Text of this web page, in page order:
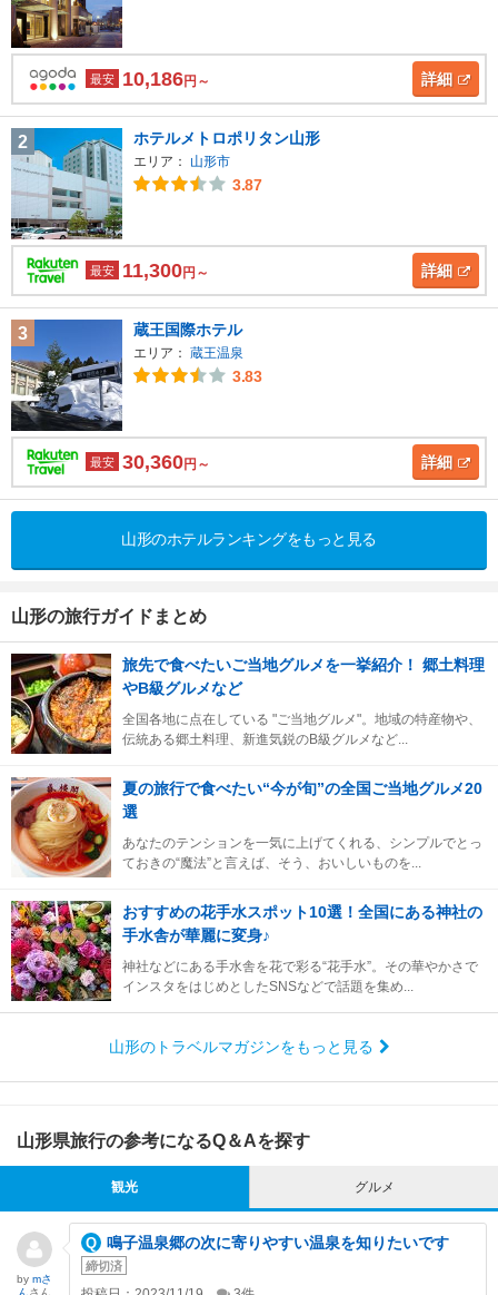
最安 10,186円～ 詳細
2 ホテルメトロポリタン山形
エリア： 山形市
3.87
最安 11,300円～ 詳細
3 蔵王国際ホテル
エリア： 蔵王温泉
3.83
最安 30,360円～ 詳細
山形のホテルランキングをもっと見る
山形の旅行ガイドまとめ
旅先で食べたいご当地グルメを一挙紹介！ 郷土料理
やB級グルメなど
全国各地に点在している "ご当地グルメ"。地域の特産物や、
伝統ある郷土料理、新進気鋭のB級グルメなど...
夏の旅行で食べたい“今が旬”の全国ご当地グルメ20
選
あなたのテンションを一気に上げてくれる、シンプルでとっ
ておきの“魔法”と言えば、そう、おいしいものを...
おすすめの花手水スポット10選！全国にある神社の
手水舎が華麗に変身♪
神社などにある手水舎を花で彩る“花手水”。その華やかさで
インスタをはじめとしたSNSなどで話題を集め...
山形のトラベルマガジンをもっと見る
山形県旅行の参考になるQ＆Aを探す
観光 グルメ
鳴子温泉郷の次に寄りやすい温泉を知りたいです
締切済
by mさ
んさん